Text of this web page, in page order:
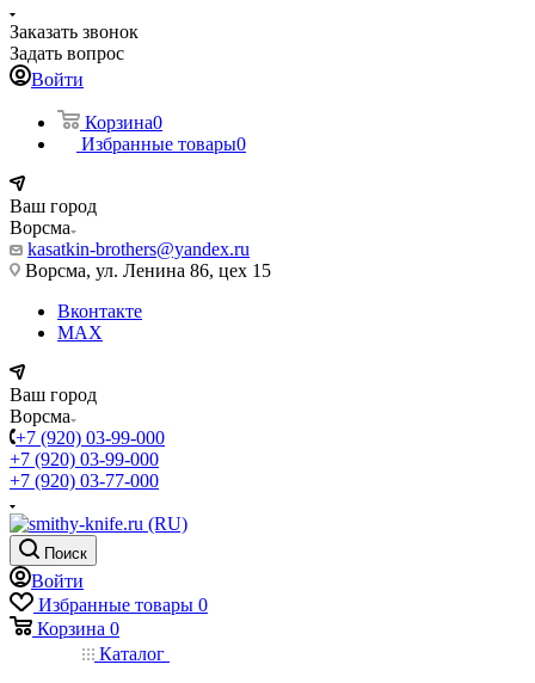
Заказать звонок
Задать вопрос
Войти
Корзина0
Избранные товары0
Ваш город
Ворсма
kasatkin-brothers@yandex.ru
Ворсма, ул. Ленина 86, цех 15
Вконтакте
MAX
Ваш город
Ворсма
+7 (920) 03-99-000
+7 (920) 03-99-000
+7 (920) 03-77-000
Поиск
Войти
Избранные товары 0
Корзина 0
Каталог